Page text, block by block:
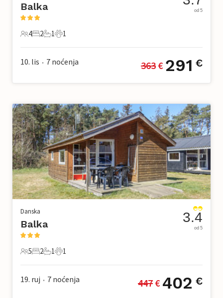
Balka
4 Gosti
4
2 Spavaće sobe
2
1 Kupaonica
1
1 Kućni ljubimac
1
od 5
10. lis • 7 noćenja 363 € 291 €
Danska
Balka
5 Gosti
5
2 Spavaće sobe
2
1 Kupaonica
1
1 Kućni ljubimac
1
3.4
od 5
19. ruj • 7 noćenja 447 € 402 €